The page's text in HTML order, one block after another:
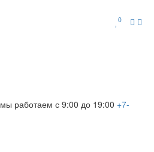
0
мы работаем с 9:00 до 19:00 +7-